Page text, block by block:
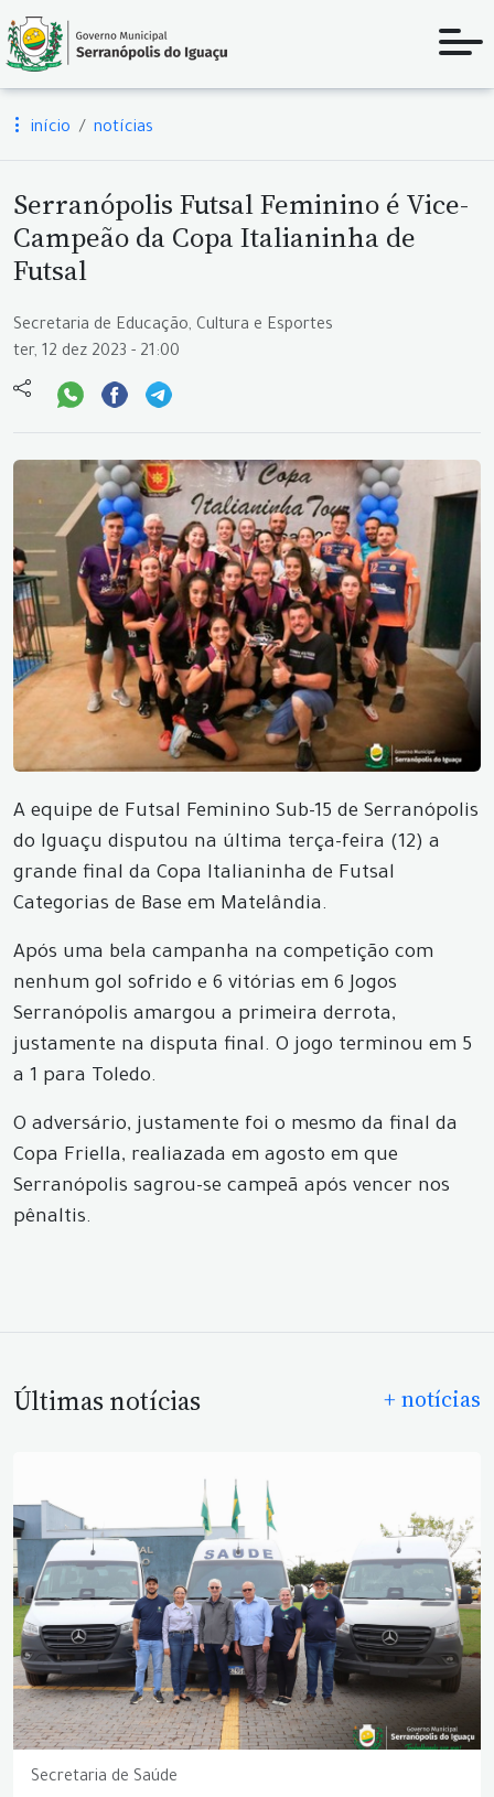
início notícias
Serranópolis Futsal Feminino é Vice-
Campeão da Copa Italianinha de
Futsal
Secretaria de Educação, Cultura e Esportes
ter, 12 dez 2023 - 21:00
A equipe de Futsal Feminino Sub-15 de Serranópolis
do Iguaçu disputou na última terça-feira (12) a
grande final da Copa Italianinha de Futsal
Categorias de Base em Matelândia.
Após uma bela campanha na competição com
nenhum gol sofrido e 6 vitórias em 6 Jogos
Serranópolis amargou a primeira derrota,
justamente na disputa final. O jogo terminou em 5
a 1 para Toledo.
O adversário, justamente foi o mesmo da final da
Copa Friella, realiazada em agosto em que
Serranópolis sagrou-se campeã após vencer nos
pênaltis.
Últimas notícias + notícias
Secretaria de Saúde